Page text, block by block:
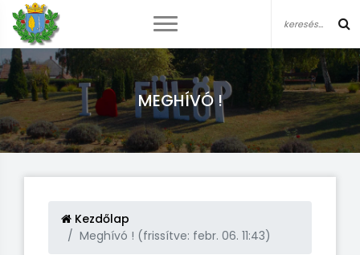
MEGHÍVÓ !
Kezdőlap
Meghívó ! (frissítve: febr. 06. 11:43)